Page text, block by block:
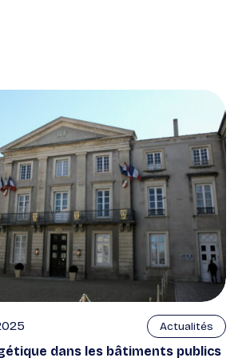
Actualités
dans les bâtiments publics